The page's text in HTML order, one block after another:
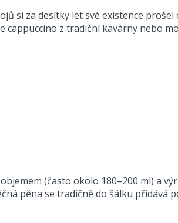
si za desítky let své existence
cappuccino z tradiční kavárny nebo
(často okolo 180–200 ml) a
pěna se tradičně do šálku přidává